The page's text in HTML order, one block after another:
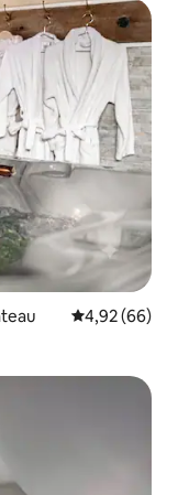
Priemerné
4,92 (66)